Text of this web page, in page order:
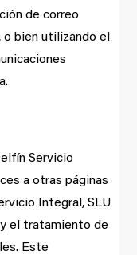
de correo
bien utilizando el
Servicio
a otras páginas
Integral, SLU
el tratamiento de
Este